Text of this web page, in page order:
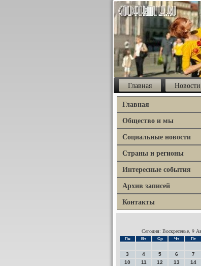
Главная Новости
Главная
Общество и мы
Социальные новости
Страны и регионы
Интересные события
Архив записей
Контакты
Сегодня: Воскресенье, 9
Пн Вт Ср Чт Пт
3
4 5 6 7
10
11 12 13 14